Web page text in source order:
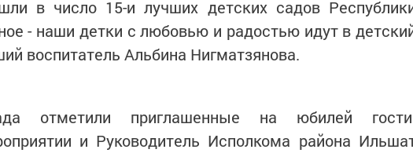
в число 15-и лучших детских садов
- наши детки с любовью и радостью идут в
воспитатель Альбина Нигматзянова.
отметили приглашенные на юбилей
и Руководитель Исполкома района